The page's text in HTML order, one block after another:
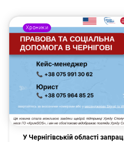
Хроники
У Чернігівській області